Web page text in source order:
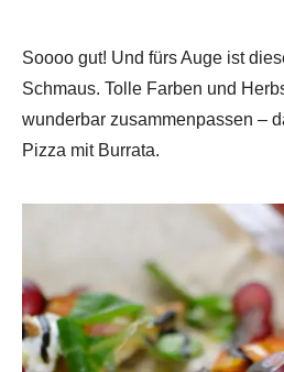
Soooo gut! Und fürs Auge ist
Schmaus. Tolle Farben und
wunderbar zusammenpassen –
Pizza mit Burrata.